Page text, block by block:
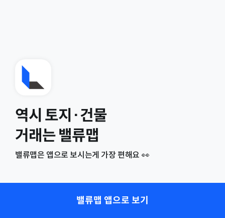
역시 토지·건물
거래는 밸류맵
밸류맵은 앱으로 보시는게 가장 편해요 👀
밸류맵 앱으로 보기